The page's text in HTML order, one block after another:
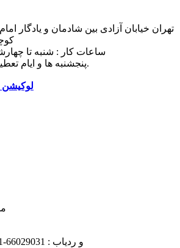
تهران خیابان آزادی بین شادمان و یادگار
کوچه
پنجشنبه ها و ایام تعطیل شرکت تعطیل است.
تلفن پشتیبانی GPS و ردیاب : 66029031-021